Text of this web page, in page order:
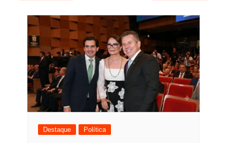
Post
Destaque Política